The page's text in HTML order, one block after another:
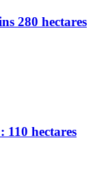
280 hectares
110 hectares